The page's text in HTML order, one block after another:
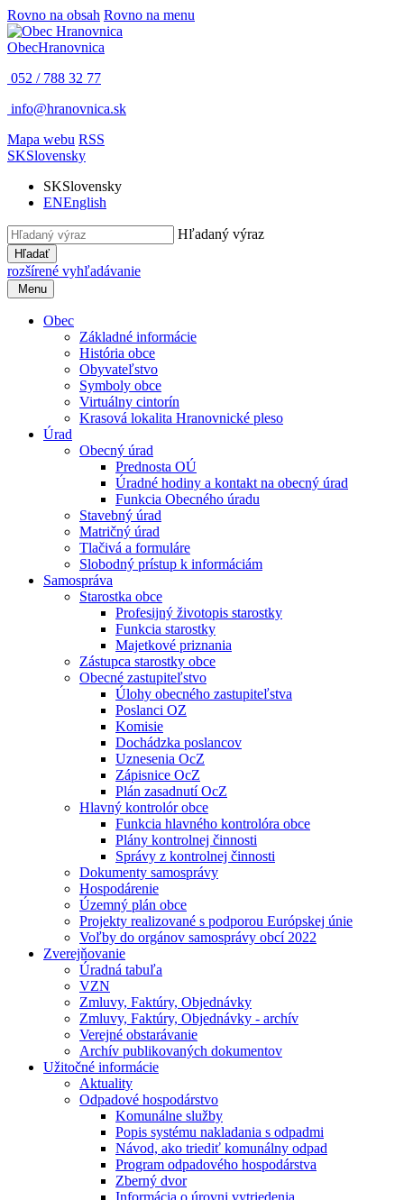
Rovno na obsah Rovno na menu
ObecHranovnica
052 / 788 32 77
info@hranovnica.sk
Mapa webu RSS
SKSlovensky
SKSlovensky
ENEnglish
Hľadaný výraz
Hľadať
rozšírené vyhľadávanie
Menu
Obec
Základné informácie
História obce
Obyvateľstvo
Symboly obce
Virtuálny cintorín
Krasová lokalita Hranovnické pleso
Úrad
Obecný úrad
Prednosta OÚ
Úradné hodiny a kontakt na obecný úrad
Funkcia Obecného úradu
Stavebný úrad
Matričný úrad
Tlačivá a formuláre
Slobodný prístup k informáciám
Samospráva
Starostka obce
Profesijný životopis starostky
Funkcia starostky
Majetkové priznania
Zástupca starostky obce
Obecné zastupiteľstvo
Úlohy obecného zastupiteľstva
Poslanci OZ
Komisie
Dochádzka poslancov
Uznesenia OcZ
Zápisnice OcZ
Plán zasadnutí OcZ
Hlavný kontrolór obce
Funkcia hlavného kontrolóra obce
Plány kontrolnej činnosti
Správy z kontrolnej činnosti
Dokumenty samosprávy
Hospodárenie
Územný plán obce
Projekty realizované s podporou Európskej únie
Voľby do orgánov samosprávy obcí 2022
Zverejňovanie
Úradná tabuľa
VZN
Zmluvy, Faktúry, Objednávky
Zmluvy, Faktúry, Objednávky - archív
Verejné obstarávanie
Archív publikovaných dokumentov
Užitočné informácie
Aktuality
Odpadové hospodárstvo
Komunálne služby
Popis systému nakladania s odpadmi
Návod, ako triediť komunálny odpad
Program odpadového hospodárstva
Zberný dvor
Informácia o úrovni vytriedenia